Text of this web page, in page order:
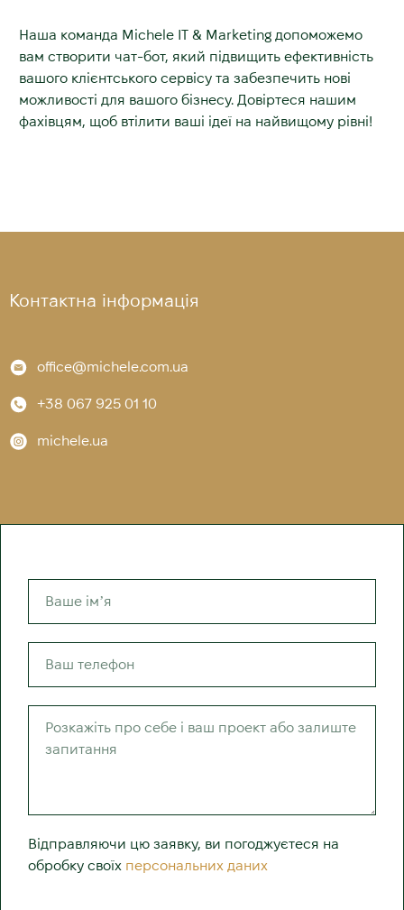
Наша команда Michele IT & Marketing допоможемо
вам створити чат-бот, який підвищить ефективність
вашого клієнтського сервісу та забезпечить нові
можливості для вашого бізнесу. Довіртеся нашим
фахівцям, щоб втілити ваші ідеї на найвищому рівні!
Контактна інформація
office@michele.com.ua
+38 067 925 01 10
michele.ua
Відправляючи цю заявку, ви погоджуєтеся на
обробку своїх персональних даних